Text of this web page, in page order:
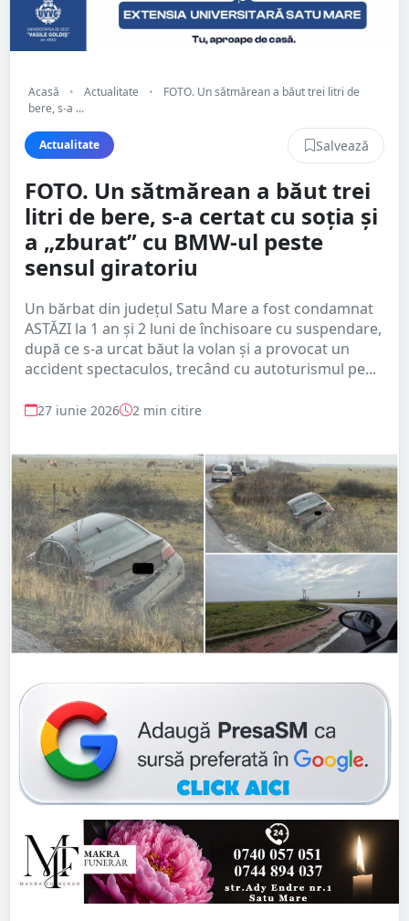
Acasă • Actualitate •
FOTO. Un sătmărean a băut trei litri de
bere, s-a ...
Actualitate Salvează
FOTO. Un sătmărean a băut trei
litri de bere, s-a certat cu soția și
a „zburat” cu BMW-ul peste
sensul giratoriu
Un bărbat din județul Satu Mare a fost condamnat
ASTĂZI la 1 an și 2 luni de închisoare cu suspendare,
după ce s-a urcat băut la volan și a provocat un
accident spectaculos, trecând cu autoturismul pe...
27 iunie 2026 2 min citire